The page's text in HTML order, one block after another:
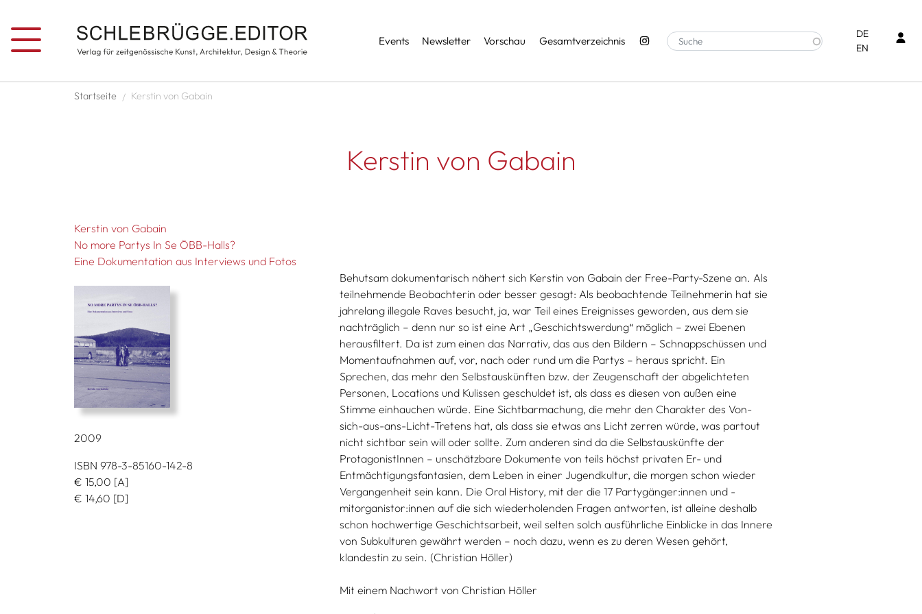
Services
Events Newsletter Vorschau Gesamtverzeichnis
DE
EN
Pfadnavigation
Startseite Kerstin von Gabain
Kerstin von Gabain
Kerstin von Gabain
No more Partys In Se ÖBB-Halls?
Eine Dokumentation aus Interviews und Fotos
2009
ISBN 978-3-85160-142-8
€ 15,00 [A]
€ 14,60 [D]
Behutsam dokumentarisch nähert sich Kerstin von Gabain der Free-Party-Szene an. Als
teilnehmende Beobachterin oder besser gesagt: Als beobachtende Teilnehmerin hat sie
jahrelang illegale Raves besucht, ja, war Teil eines Ereignisses geworden, aus dem sie
nachträglich – denn nur so ist eine Art „Geschichtswerdung“möglich – zwei Ebenen
herausfiltert. Da ist zum einen das Narrativ, das aus den Bildern – Schnappschüssen und
Momentaufnahmen auf, vor, nach oder rund um die Partys – heraus spricht. Ein
Sprechen, das mehr den Selbstauskünften bzw. der Zeugenschaft der abgelichteten
Personen, Locations und Kulissen geschuldet ist, als dass es diesen von außen eine
Stimme einhauchen würde. Eine Sichtbarmachung, die mehr den Charakter des Von-
sich-aus-ans-Licht-Tretens hat, als dass sie etwas ans Licht zerren würde, was partout
nicht sichtbar sein will oder sollte. Zum anderen sind da die Selbstauskünfte der
ProtagonistInnen – unschätzbare Dokumente von teils höchst privaten Er- und
Entmächtigungsfantasien, dem Leben in einer Jugendkultur, die morgen schon wieder
Vergangenheit sein kann. Die Oral History, mit der die 17 Partygänger:innen und -
mitorganistor:innen auf die sich wiederholenden Fragen antworten, ist alleine deshalb
schon hochwertige Geschichtsarbeit, weil selten solch ausführliche Einblicke in das Innere
von Subkulturen gewährt werden – noch dazu, wenn es zu deren Wesen gehört,
klandestin zu sein. (Christian Höller)
Mit einem Nachwort von Christian Höller